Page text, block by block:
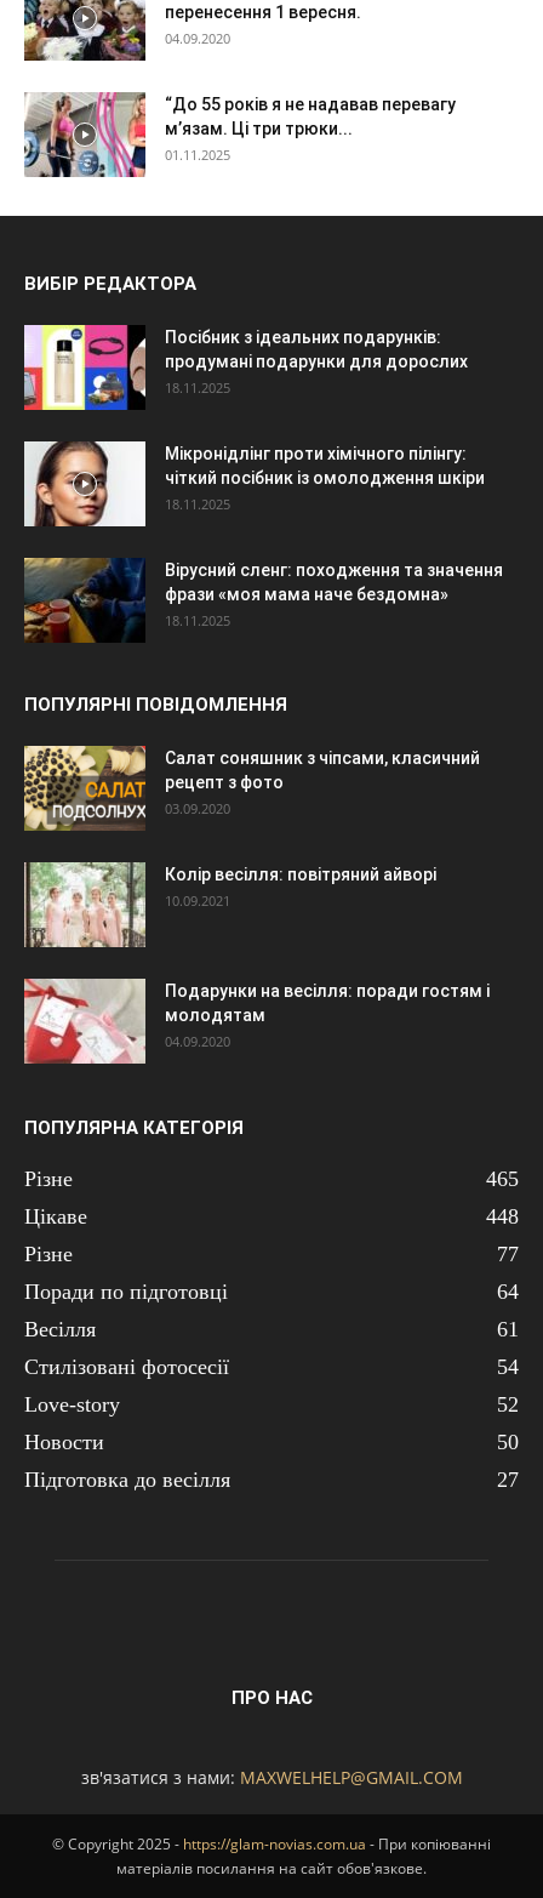
перенесення 1 вересня.
04.09.2020
“До 55 років я не надавав перевагу
м’язам. Ці три трюки...
01.11.2025
ВИБІР РЕДАКТОРА
Посібник з ідеальних подарунків:
продумані подарунки для дорослих
18.11.2025
Мікронідлінг проти хімічного пілінгу:
чіткий посібник із омолодження шкіри
18.11.2025
Вірусний сленг: походження та значення
фрази «моя мама наче бездомна»
18.11.2025
ПОПУЛЯРНІ ПОВІДОМЛЕННЯ
Салат соняшник з чіпсами, класичний
рецепт з фото
03.09.2020
Колір весілля: повітряний айворі
10.09.2021
Подарунки на весілля: поради гостям і
молодятам
04.09.2020
ПОПУЛЯРНА КАТЕГОРІЯ
Різне
465
Цікаве
448
Різне
77
Поради по підготовці
64
Весілля
61
Стилізовані фотосесії
54
Love-story
52
Новости
50
Підготовка до весілля
27
ПРО НАС
зв'язатися з нами: MAXWELHELP@GMAIL.COM
© Copyright 2025 - https://glam-novias.com.ua - При копіюванні
матеріалів посилання на сайт обов'язкове.